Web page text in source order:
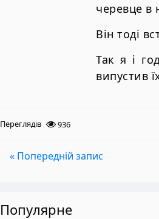
черевце в
Він тоді
Так я і
випустив
Переглядів 936
« Попередній запис
Популярне